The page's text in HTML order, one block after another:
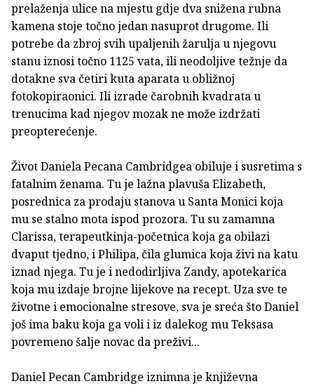
prelaženja ulice na mjestu gdje dva snižena rubna
kamena stoje točno jedan nasuprot drugome. Ili
potrebe da zbroj svih upaljenih žarulja u njegovu
stanu iznosi točno 1125 vata, ili neodoljive težnje da
dotakne sva četiri kuta aparata u obližnoj
fotokopiraonici. Ili izrade čarobnih kvadrata u
trenucima kad njegov mozak ne može izdržati
preopterećenje.
Život Daniela Pecana Cambridgea obiluje i susretima s
fatalnim ženama. Tu je lažna plavuša Elizabeth,
posrednica za prodaju stanova u Santa Monici koja
mu se stalno mota ispod prozora. Tu su zamamna
Clarissa, terapeutkinja-početnica koja ga obilazi
dvaput tjedno, i Philipa, čila glumica koja živi na katu
iznad njega. Tu je i nedodirljiva Zandy, apotekarica
koja mu izdaje brojne lijekove na recept. Uza sve te
životne i emocionalne stresove, sva je sreća što Daniel
još ima baku koja ga voli i iz dalekog mu Teksasa
povremeno šalje novac da preživi...
Daniel Pecan Cambridge iznimna je književna